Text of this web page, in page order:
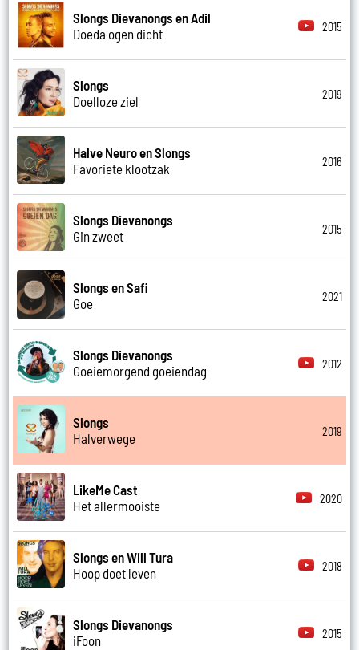
Slongs Dievanongs en Adil
Doeda ogen dicht
2015
Slongs
Doelloze ziel
2019
Halve Neuro en Slongs
Favoriete klootzak
2016
Slongs Dievanongs
Gin zweet
2015
Slongs en Safi
Goe
2021
Slongs Dievanongs
Goeiemorgend goeiendag
2012
Slongs
Halverwege
2019
LikeMe Cast
Het allermooiste
2020
Slongs en Will Tura
Hoop doet leven
2018
Slongs Dievanongs
iFoon
2015